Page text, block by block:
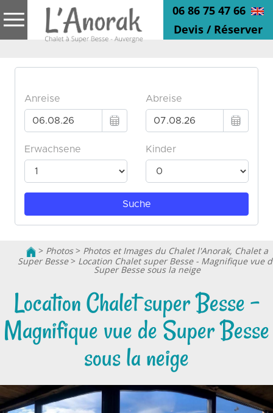
06 86 75 47 66
Devis / Réserver
> Photos> Photos et Images du Chalet l'Anorak, Chalet a
Super Besse> Location Chalet super Besse - Magnifique vue
Super Besse sous la neige
Location Chalet super Besse -
Magnifique vue de Super Besse
sous la neige